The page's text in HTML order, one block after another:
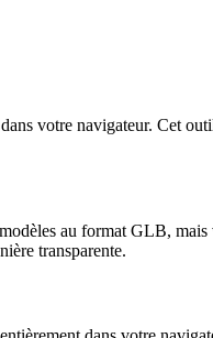
votre navigateur. Cet
au format GLB,
transparente.